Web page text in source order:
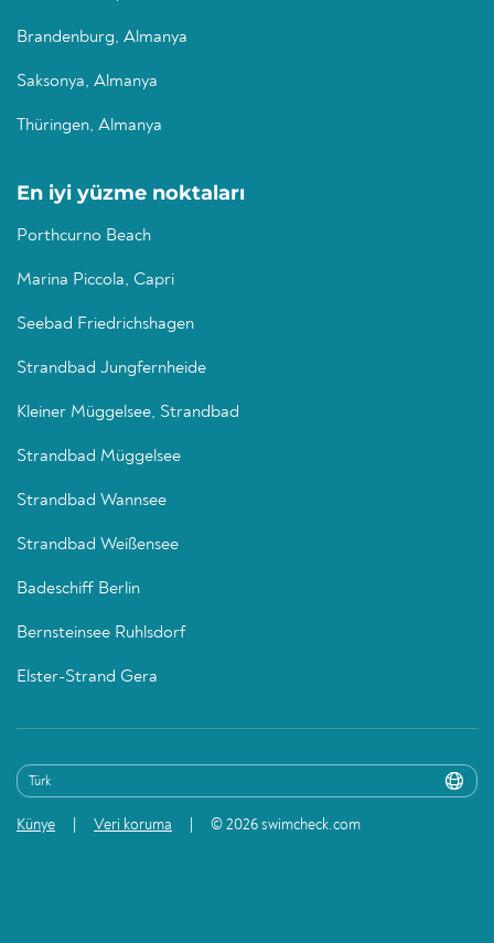
Brandenburg, Almanya
Saksonya, Almanya
Thüringen, Almanya
En iyi yüzme noktaları
Porthcurno Beach
Marina Piccola, Capri
Seebad Friedrichshagen
Strandbad Jungfernheide
Kleiner Müggelsee, Strandbad
Strandbad Müggelsee
Strandbad Wannsee
Strandbad Weißensee
Badeschiff Berlin
Bernsteinsee Ruhlsdorf
Elster-Strand Gera
Künye Veri koruma © 2026 swimcheck.com